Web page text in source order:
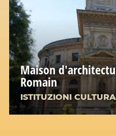
Maison
Romain
ISTITUZIONI